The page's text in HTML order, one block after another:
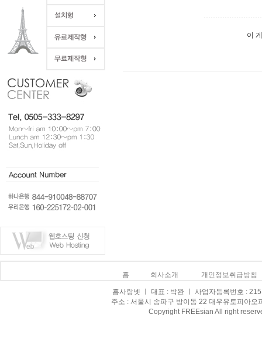
이
홈 회사소개 개인정보취급방침
홈사랑넷 ㅣ 대표 : 박완 ㅣ 사업자등록번호 :
주소 : 서울시 송파구 방이동 22 대우유토피아
Copyright FREEsian All right